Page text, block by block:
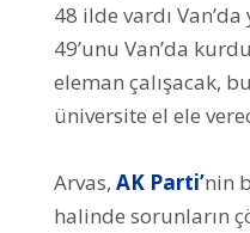
48 ilde vardı
49’unu Van’da
eleman çalışacak,
üniversite el ele
Arvas, AK Parti’nin
halinde sorunların